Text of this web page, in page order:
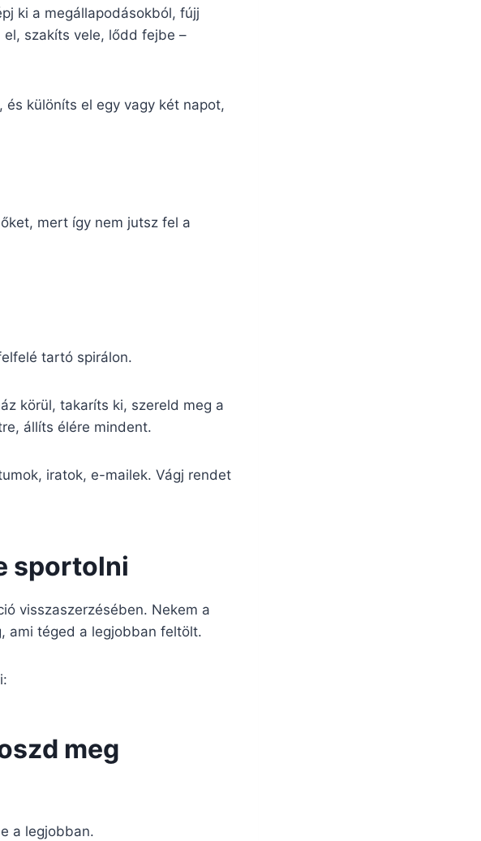
ki a megállapodásokból, fújj
szakíts vele, lődd fejbe –
különíts el egy vagy két napot,
mert így nem jutsz fel a
tartó spirálon.
körül, takaríts ki, szereld meg a
állíts élére mindent.
iratok, e-mailek. Vágj rendet
sportolni
visszaszerzésében. Nekem a
ami téged a legjobban feltölt.
meg
a legjobban.